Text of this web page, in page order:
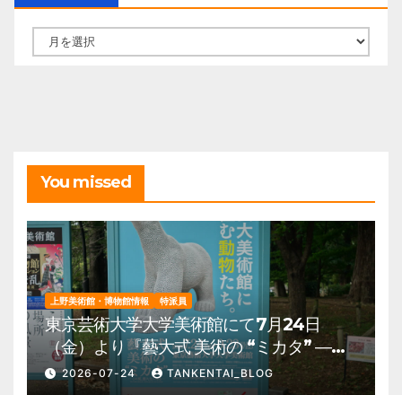
You missed
上野美術館・博物館情報 特派員
東京芸術大学大学美術館にて7月24日
（金）より『藝大式 美術の “ミカタ” ―こ
の夏、藝大生になる―』を開催。 上野公
2026-07-24 TANKENTAI_BLOG